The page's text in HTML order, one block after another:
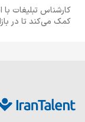
کارشناس تبلیغات با
کمک می‌کند تا در